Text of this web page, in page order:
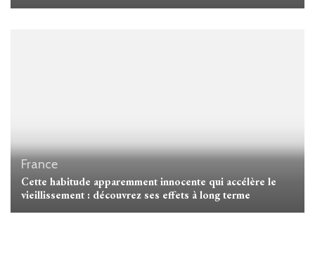
France
Cette habitude apparemment innocente qui accélère le
vieillissement : découvrez ses effets à long terme